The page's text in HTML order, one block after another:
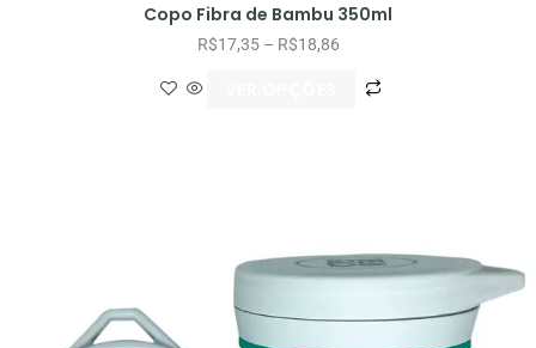
Copo Fibra de Bambu 350ml
R$17,35 – R$18,86